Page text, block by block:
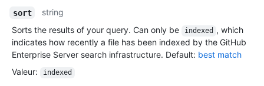
sort
string
Sorts the results of your query. Can only be
indexed , which
indicates how recently a file has been indexed by the GitHub
Enterprise Server search infrastructure. Default: best match
Valeur: indexed